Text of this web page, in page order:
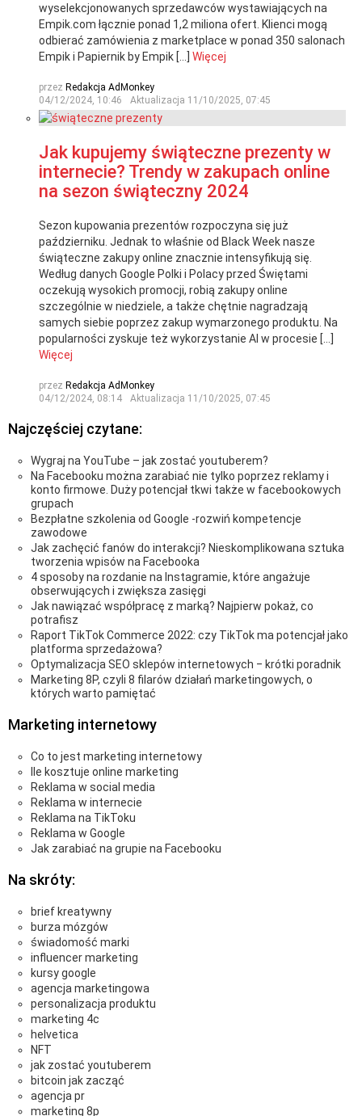
wyselekcjonowanych sprzedawców wystawiających na
Empik.com łącznie ponad 1,2 miliona ofert. Klienci mogą
odbierać zamówienia z marketplace w ponad 350 salonach
Empik i Papiernik by Empik […] Więcej
przez Redakcja AdMonkey
04/12/2024, 10:46
Aktualizacja 11/10/2025, 07:45
Jak kupujemy świąteczne prezenty w
internecie? Trendy w zakupach online
na sezon świąteczny 2024
Sezon kupowania prezentów rozpoczyna się już
październiku. Jednak to właśnie od Black Week nasze
świąteczne zakupy online znacznie intensyfikują się.
Według danych Google Polki i Polacy przed Świętami
oczekują wysokich promocji, robią zakupy online
szczególnie w niedziele, a także chętnie nagradzają
samych siebie poprzez zakup wymarzonego produktu. Na
popularności zyskuje też wykorzystanie AI w procesie […]
Więcej
przez Redakcja AdMonkey
04/12/2024, 08:14
Aktualizacja 11/10/2025, 07:45
Najczęściej czytane:
Wygraj na YouTube – jak zostać youtuberem?
Na Facebooku można zarabiać nie tylko poprzez reklamy i
konto firmowe. Duży potencjał tkwi także w facebookowych
grupach
Bezpłatne szkolenia od Google -rozwiń kompetencje
zawodowe
Jak zachęcić fanów do interakcji? Nieskomplikowana sztuka
tworzenia wpisów na Facebooka
4 sposoby na rozdanie na Instagramie, które angażuje
obserwujących i zwiększa zasięgi
Jak nawiązać współpracę z marką? Najpierw pokaż, co
potrafisz
Raport TikTok Commerce 2022: czy TikTok ma potencjał jako
platforma sprzedażowa?
Optymalizacja SEO sklepów internetowych ‒ krótki poradnik
Marketing 8P, czyli 8 filarów działań marketingowych, o
których warto pamiętać
Marketing internetowy
Co to jest marketing internetowy
Ile kosztuje online marketing
Reklama w social media
Reklama w internecie
Reklama na TikToku
Reklama w Google
Jak zarabiać na grupie na Facebooku
Na skróty:
brief kreatywny
burza mózgów
świadomość marki
influencer marketing
kursy google
agencja marketingowa
personalizacja produktu
marketing 4c
helvetica
NFT
jak zostać youtuberem
bitcoin jak zacząć
agencja pr
marketing 8p